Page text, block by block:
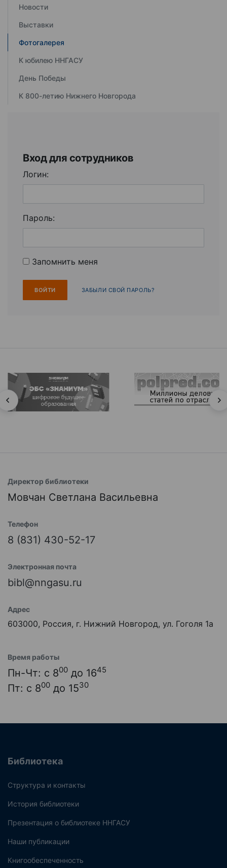
Новости
Выставки
Фотогалерея
К юбилею ННГАСУ
День Победы
К 800-летию Нижнего Новгорода
Вход для сотрудников
Логин:
Пароль:
Запомнить меня
ЗАБЫЛИ СВОЙ ПАРОЛЬ?
Директор библиотеки
Мовчан Светлана Васильевна
Телефон
8 (831) 430-52-17
Электронная почта
bibl@nngasu.ru
Адрес
603000, Россия, г. Нижний Новгород, ул. Гоголя 1а
Время работы
Пн-Чт: с 800 до 1645
Пт: с 800 до 1530
Библиотека
Структура и контакты
История библиотеки
Презентация о библиотеке ННГАСУ
Наши публикации
Книгообеспеченность